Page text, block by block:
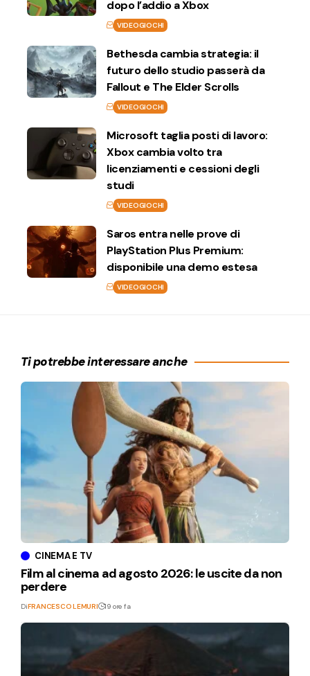
dopo l’addio a Xbox
VIDEOGIOCHI
Bethesda cambia strategia: il
futuro dello studio passerà da
Fallout e The Elder Scrolls
VIDEOGIOCHI
Microsoft taglia posti di lavoro:
Xbox cambia volto tra
licenziamenti e cessioni degli
studi
VIDEOGIOCHI
Saros entra nelle prove di
PlayStation Plus Premium:
disponibile una demo estesa
VIDEOGIOCHI
Ti potrebbe interessare anche
CINEMA E TV
Film al cinema ad agosto 2026: le uscite da non
perdere
DiFRANCESCO LEMURI 19 ore fa